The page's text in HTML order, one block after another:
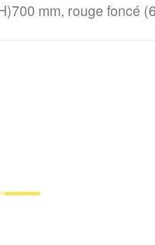
mm, rouge foncé